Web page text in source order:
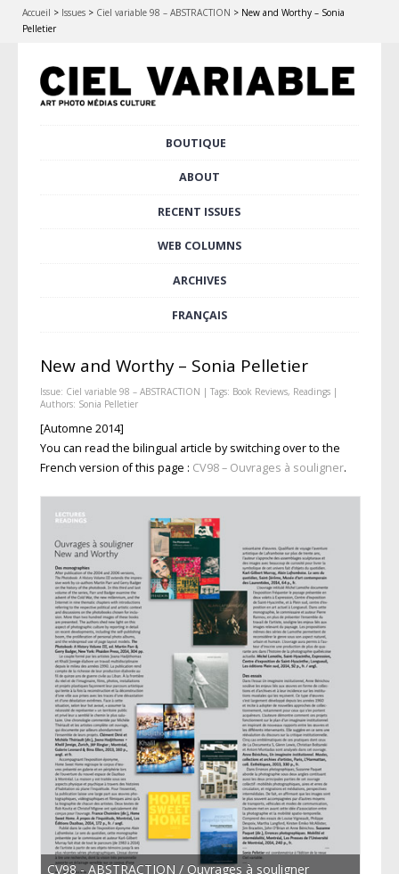
Accueil > Issues > Ciel variable 98 – ABSTRACTION > New and Worthy – Sonia
Pelletier
BOUTIQUE
ABOUT
RECENT ISSUES
WEB COLUMNS
ARCHIVES
FRANÇAIS
New and Worthy – Sonia Pelletier
Issue: Ciel variable 98 – ABSTRACTION | Tags: Book Reviews, Readings|
Authors: Sonia Pelletier
[Automne 2014]
You can read the bilingual article by switching over to the
French version of this page : CV98 – Ouvrages à souligner.
CV98 - ABSTRACTION / Ouvrages à souligner